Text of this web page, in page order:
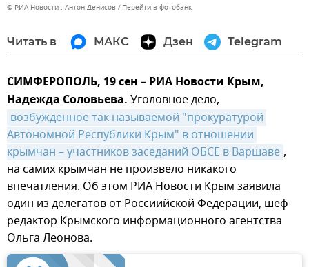
© РИА Новости . Антон Денисов Перейти в фотобанк
Читать в МАКС Дзен Telegram
СИМФЕРОПОЛЬ, 19 сен – РИА Новости Крым,
Надежда Соловьева. Уголовное дело,
возбужденное так называемой "прокуратурой
Автономной Республики Крым" в отношении
крымчан – участников заседаний ОБСЕ в Варшаве ,
на самих крымчан не произвело никакого
впечатления. Об этом РИА Новости Крым заявила
один из делегатов от Россиийской Федерации, шеф-
редактор Крымского информационного агентства
Ольга Леонова.